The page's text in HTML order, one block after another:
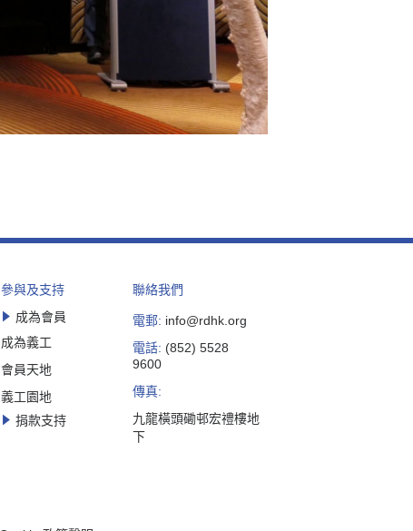
參與及支持
成為會員
成為義工
會員天地
義工園地
捐款支持
聯絡我們
電郵: info@rdhk.org
電話: (852) 5528
9600
傳真:
九龍橫頭磡邨宏禮樓地
下